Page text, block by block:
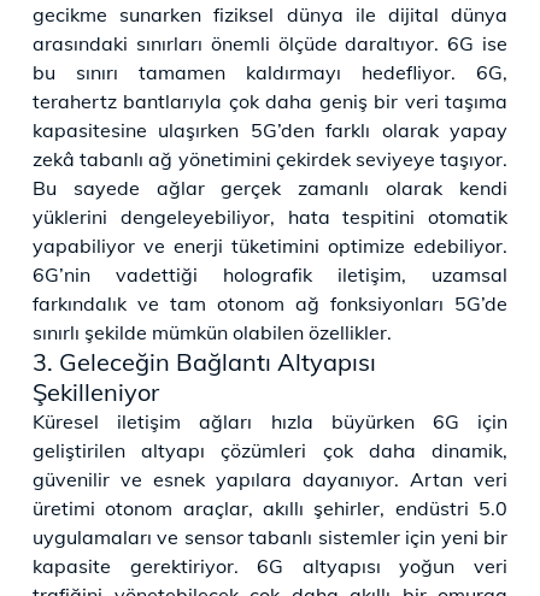
gecikme sunarken fiziksel dünya ile dijital dünya
arasındaki sınırları önemli ölçüde daraltıyor. 6G ise
bu sınırı tamamen kaldırmayı hedefliyor. 6G,
terahertz bantlarıyla çok daha geniş bir veri taşıma
kapasitesine ulaşırken 5G’den farklı olarak yapay
zekâ tabanlı ağ yönetimini çekirdek seviyeye taşıyor.
Bu sayede ağlar gerçek zamanlı olarak kendi
yüklerini dengeleyebiliyor, hata tespitini otomatik
yapabiliyor ve enerji tüketimini optimize edebiliyor.
6G’nin vadettiği holografik iletişim, uzamsal
farkındalık ve tam otonom ağ fonksiyonları 5G’de
sınırlı şekilde mümkün olabilen özellikler.
3. Geleceğin Bağlantı Altyapısı
Şekilleniyor
Küresel iletişim ağları hızla büyürken 6G için
geliştirilen altyapı çözümleri çok daha dinamik,
güvenilir ve esnek yapılara dayanıyor. Artan veri
üretimi otonom araçlar, akıllı şehirler, endüstri 5.0
uygulamaları ve sensor tabanlı sistemler için yeni bir
kapasite gerektiriyor. 6G altyapısı yoğun veri